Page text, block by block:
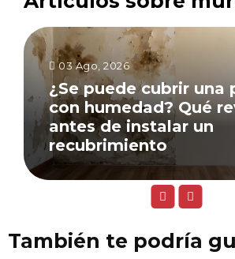
03 Ago, 2026
¿Se puede cubrir una
con humedad? Qué
antes de instalar un
recubrimiento
También te podría